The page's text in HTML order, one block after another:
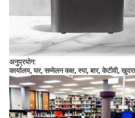
अनुप्रयोग:
कार्यालय, घर, सम्मेलन कक्ष, स्पा, बार, केटीवी,